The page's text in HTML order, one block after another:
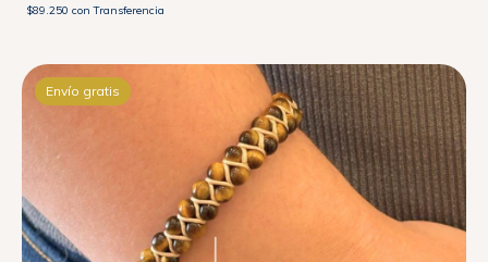
$89.250 con Transferencia
Envío gratis